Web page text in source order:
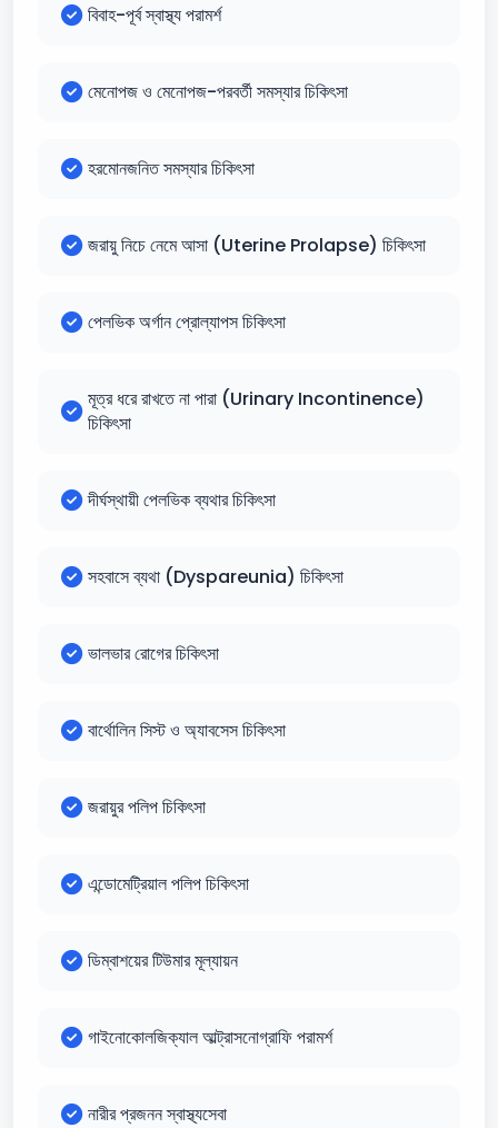
বিবাহ-পূর্ব স্বাস্থ্য পরামর্শ
মেনোপজ ও মেনোপজ-পরবর্তী সমস্যার চিকিৎসা
হরমোনজনিত সমস্যার চিকিৎসা
জরায়ু নিচে নেমে আসা (Uterine Prolapse) চিকিৎসা
পেলভিক অর্গান প্রোল্যাপস চিকিৎসা
মূত্র ধরে রাখতে না পারা (Urinary Incontinence)
চিকিৎসা
দীর্ঘস্থায়ী পেলভিক ব্যথার চিকিৎসা
সহবাসে ব্যথা (Dyspareunia) চিকিৎসা
ভালভার রোগের চিকিৎসা
বার্থোলিন সিস্ট ও অ্যাবসেস চিকিৎসা
জরায়ুর পলিপ চিকিৎসা
এন্ডোমেট্রিয়াল পলিপ চিকিৎসা
ডিম্বাশয়ের টিউমার মূল্যায়ন
গাইনোকোলজিক্যাল আল্ট্রাসনোগ্রাফি পরামর্শ
নারীর প্রজনন স্বাস্থ্যসেবা